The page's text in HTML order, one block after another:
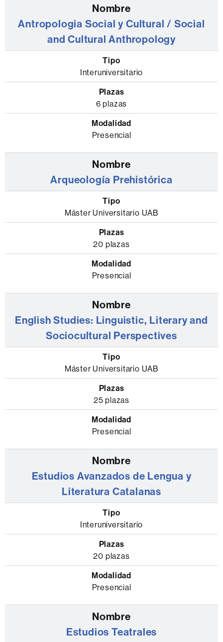
modalidad
Antropologia Social y Cultural / Social
and Cultural Anthropology
Interuniversitario
6 plazas
Presencial
Arqueología Prehistórica
Máster Universitario UAB
20 plazas
Presencial
English Studies: Linguistic, Literary and
Sociocultural Perspectives
Máster Universitario UAB
25 plazas
Presencial
Estudios Avanzados de Lengua y
Literatura Catalanas
Interuniversitario
20 plazas
Presencial
Estudios Teatrales